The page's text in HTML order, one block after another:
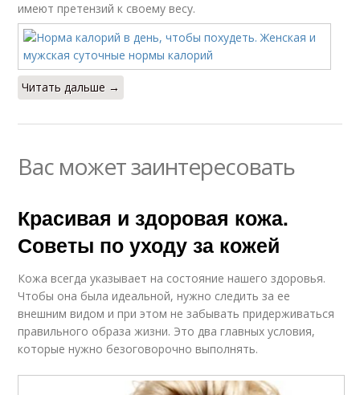
имеют претензий к своему весу.
Читать дальше →
Вас может заинтересовать
Красивая и здоровая кожа.
Советы по уходу за кожей
Кожа всегда указывает на состояние нашего здоровья.
Чтобы она была идеальной, нужно следить за ее
внешним видом и при этом не забывать придерживаться
правильного образа жизни. Это два главных условия,
которые нужно безоговорочно выполнять.